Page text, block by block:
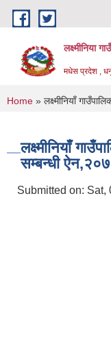
Skip to main content
लक्ष्मीनिया
मधेस प्रदेश ,
You are
Home » लक्ष्मीनियाँ
लक्ष्मीनियाँ
सम्बन्धी
Submitted on: Sat,